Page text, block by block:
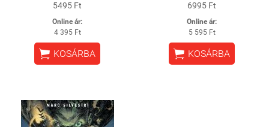
5495 Ft
Online ár:
4 395 Ft
 KOSÁRBA
6995 Ft
Online ár:
5 595 Ft
 KOSÁRBA